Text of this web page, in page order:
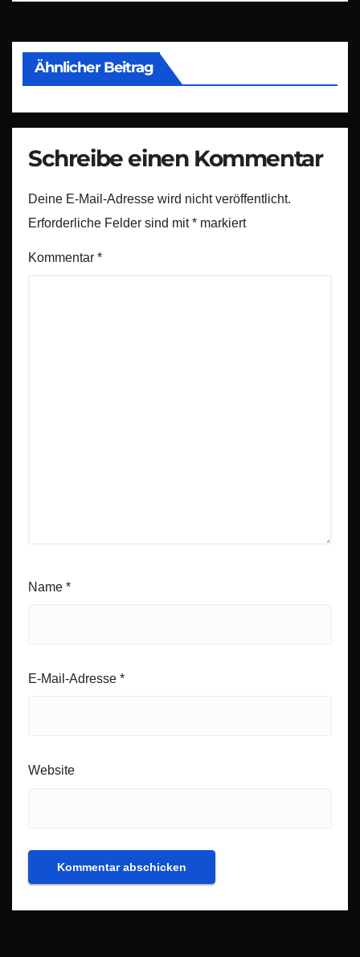
Ähnlicher Beitrag
Schreibe einen Kommentar
Deine E-Mail-Adresse wird nicht veröffentlicht.
Erforderliche Felder sind mit* markiert
Kommentar *
Name *
E-Mail-Adresse *
Website